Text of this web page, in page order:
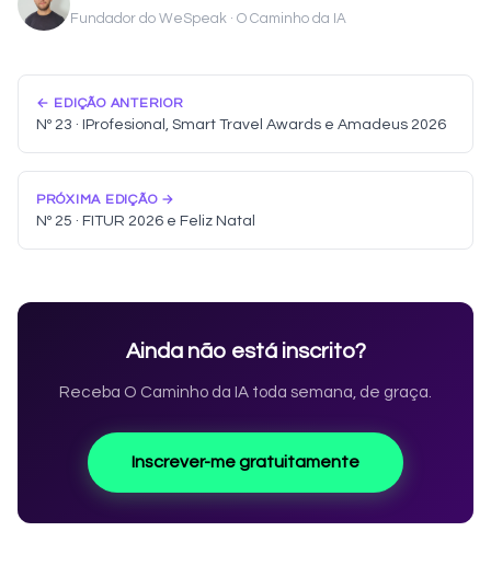
Fundador do WeSpeak · O Caminho da IA
← EDIÇÃO ANTERIOR
Nº 23 · IProfesional, Smart Travel Awards e Amadeus 2026
PRÓXIMA EDIÇÃO →
Nº 25 · FITUR 2026 e Feliz Natal
Ainda não está inscrito?
Receba O Caminho da IA toda semana, de graça.
Inscrever-me gratuitamente